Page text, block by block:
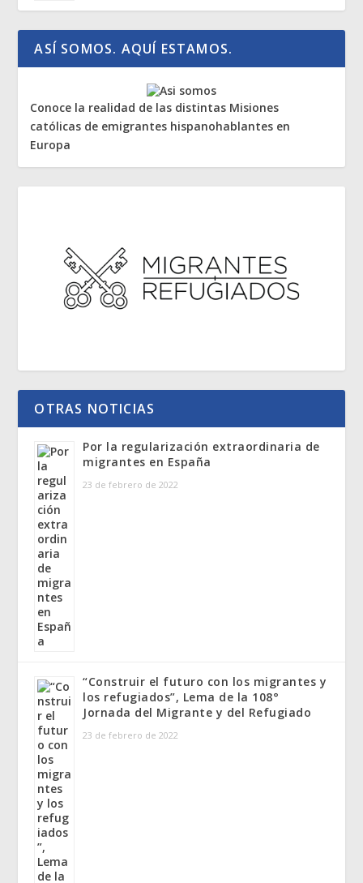
ASÍ SOMOS. AQUÍ ESTAMOS.
Conoce la realidad de las distintas Misiones
católicas de emigrantes hispanohablantes en
Europa
OTRAS NOTICIAS
Por la regularización extraordinaria de
migrantes en España
23 de febrero de 2022
“Construir el futuro con los migrantes y
los refugiados”, Lema de la 108°
Jornada del Migrante y del Refugiado
23 de febrero de 2022